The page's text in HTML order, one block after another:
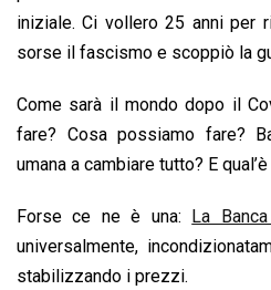
iniziale. Ci vollero 25 anni per
sorse il fascismo e scoppiò la
Come sarà il mondo dopo il
fare? Cosa possiamo fare?
umana a cambiare tutto? E
Forse ce ne è una: La
universalmente,
stabilizzando i prezzi.